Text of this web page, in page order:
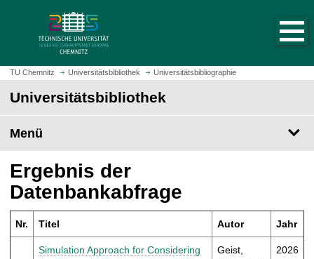
z
m
t
e
i
t
u
f
u
f
TU Chemnitz Universitätsbibliothek Universitätsbibliographie
Universitätsbibliothek
Menü
Ergebnis der
Datenbankabfrage
Nr. Titel Autor Jahr
Simulation Approach for Considering
Geist,
2026